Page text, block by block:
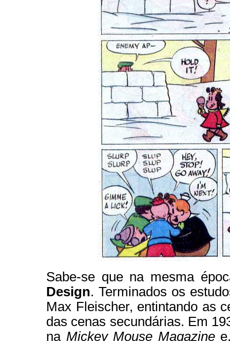
Sabe-se que na mesma
Design. Terminados os
Max Fleischer, entintando as
das cenas secundárias. Em
naMickey Mouse Magazinee,